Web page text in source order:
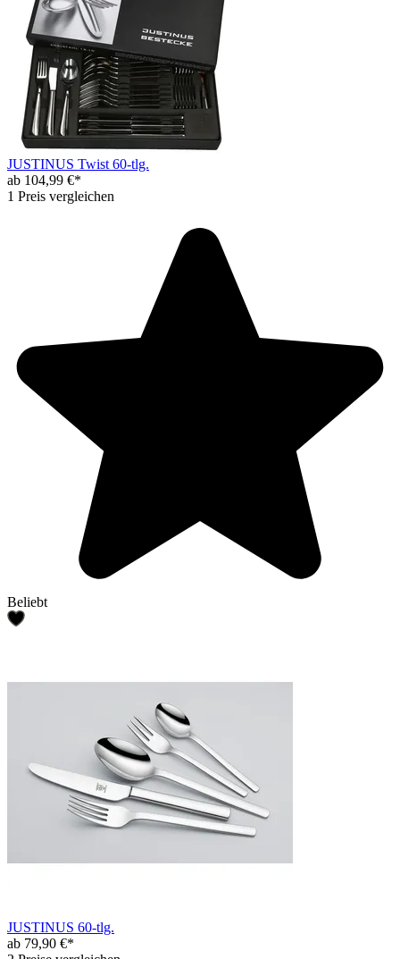
JUSTINUS Twist 60-tlg.
ab 104,99 €*
1 Preis vergleichen
Beliebt
JUSTINUS 60-tlg.
ab 79,90 €*